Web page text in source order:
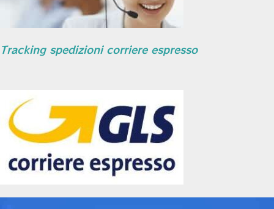
Tracking spedizioni corriere espresso